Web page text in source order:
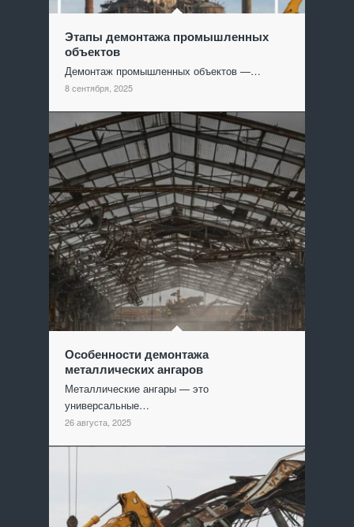
Этапы демонтажа промышленных
объектов
Демонтаж промышленных объектов —…
8 сентября, 2025
Особенности демонтажа
металлических ангаров
Металлические ангары — это
универсальные…
26 августа, 2025